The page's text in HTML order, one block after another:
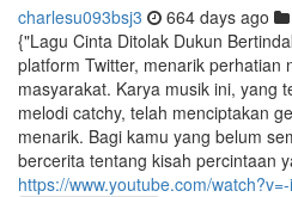
charlesu093bsj3 664 days ago
{"Lagu Cinta Ditolak Dukun
platform Twitter, menarik perhatian
masyarakat. Karya musik ini, yang
melodi catchy, telah menciptakan
menarik. Bagi kamu yang belum
bercerita tentang kisah percintaan
https://www.youtube.com/